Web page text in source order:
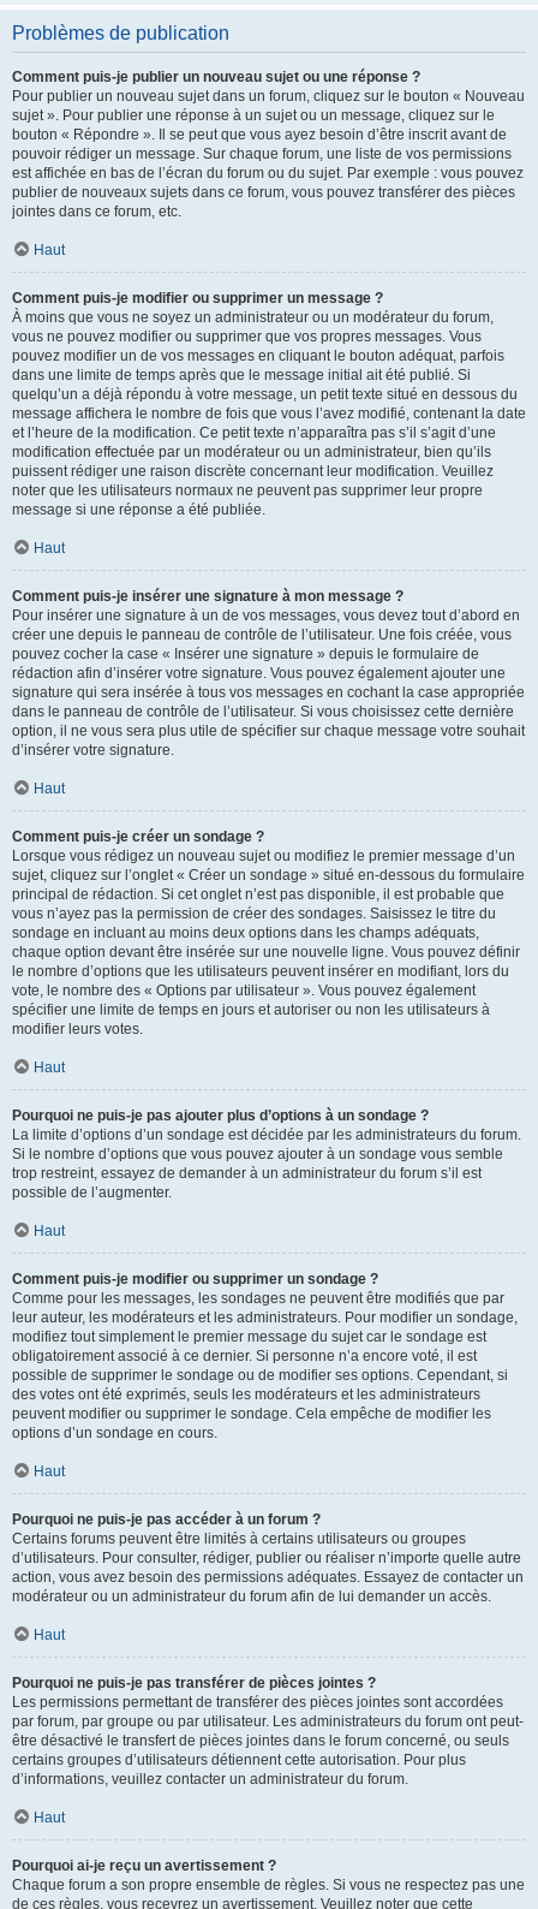
Problèmes de publication
Comment puis-je publier un nouveau sujet ou une réponse ?
Pour publier un nouveau sujet dans un forum, cliquez sur le bouton « Nouveau
sujet ». Pour publier une réponse à un sujet ou un message, cliquez sur le
bouton « Répondre ». Il se peut que vous ayez besoin d’être inscrit avant de
pouvoir rédiger un message. Sur chaque forum, une liste de vos permissions
est affichée en bas de l’écran du forum ou du sujet. Par exemple : vous pouvez
publier de nouveaux sujets dans ce forum, vous pouvez transférer des pièces
jointes dans ce forum, etc.
Haut
Comment puis-je modifier ou supprimer un message ?
À moins que vous ne soyez un administrateur ou un modérateur du forum,
vous ne pouvez modifier ou supprimer que vos propres messages. Vous
pouvez modifier un de vos messages en cliquant le bouton adéquat, parfois
dans une limite de temps après que le message initial ait été publié. Si
quelqu’un a déjà répondu à votre message, un petit texte situé en dessous du
message affichera le nombre de fois que vous l’avez modifié, contenant la date
et l’heure de la modification. Ce petit texte n’apparaîtra pas s’il s’agit d’une
modification effectuée par un modérateur ou un administrateur, bien qu’ils
puissent rédiger une raison discrète concernant leur modification. Veuillez
noter que les utilisateurs normaux ne peuvent pas supprimer leur propre
message si une réponse a été publiée.
Haut
Comment puis-je insérer une signature à mon message ?
Pour insérer une signature à un de vos messages, vous devez tout d’abord en
créer une depuis le panneau de contrôle de l’utilisateur. Une fois créée, vous
pouvez cocher la case « Insérer une signature » depuis le formulaire de
rédaction afin d’insérer votre signature. Vous pouvez également ajouter une
signature qui sera insérée à tous vos messages en cochant la case appropriée
dans le panneau de contrôle de l’utilisateur. Si vous choisissez cette dernière
option, il ne vous sera plus utile de spécifier sur chaque message votre souhait
d’insérer votre signature.
Haut
Comment puis-je créer un sondage ?
Lorsque vous rédigez un nouveau sujet ou modifiez le premier message d’un
sujet, cliquez sur l’onglet « Créer un sondage » situé en-dessous du formulaire
principal de rédaction. Si cet onglet n’est pas disponible, il est probable que
vous n’ayez pas la permission de créer des sondages. Saisissez le titre du
sondage en incluant au moins deux options dans les champs adéquats,
chaque option devant être insérée sur une nouvelle ligne. Vous pouvez définir
le nombre d’options que les utilisateurs peuvent insérer en modifiant, lors du
vote, le nombre des « Options par utilisateur ». Vous pouvez également
spécifier une limite de temps en jours et autoriser ou non les utilisateurs à
modifier leurs votes.
Haut
Pourquoi ne puis-je pas ajouter plus d’options à un sondage ?
La limite d’options d’un sondage est décidée par les administrateurs du forum.
Si le nombre d’options que vous pouvez ajouter à un sondage vous semble
trop restreint, essayez de demander à un administrateur du forum s’il est
possible de l’augmenter.
Haut
Comment puis-je modifier ou supprimer un sondage ?
Comme pour les messages, les sondages ne peuvent être modifiés que par
leur auteur, les modérateurs et les administrateurs. Pour modifier un sondage,
modifiez tout simplement le premier message du sujet car le sondage est
obligatoirement associé à ce dernier. Si personne n’a encore voté, il est
possible de supprimer le sondage ou de modifier ses options. Cependant, si
des votes ont été exprimés, seuls les modérateurs et les administrateurs
peuvent modifier ou supprimer le sondage. Cela empêche de modifier les
options d’un sondage en cours.
Haut
Pourquoi ne puis-je pas accéder à un forum ?
Certains forums peuvent être limités à certains utilisateurs ou groupes
d’utilisateurs. Pour consulter, rédiger, publier ou réaliser n’importe quelle autre
action, vous avez besoin des permissions adéquates. Essayez de contacter un
modérateur ou un administrateur du forum afin de lui demander un accès.
Haut
Pourquoi ne puis-je pas transférer de pièces jointes ?
Les permissions permettant de transférer des pièces jointes sont accordées
par forum, par groupe ou par utilisateur. Les administrateurs du forum ont peut-
être désactivé le transfert de pièces jointes dans le forum concerné, ou seuls
certains groupes d’utilisateurs détiennent cette autorisation. Pour plus
d’informations, veuillez contacter un administrateur du forum.
Haut
Pourquoi ai-je reçu un avertissement ?
Chaque forum a son propre ensemble de règles. Si vous ne respectez pas une
de ces règles, vous recevrez un avertissement. Veuillez noter que cette